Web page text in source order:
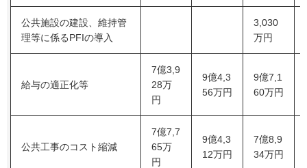
公共施設の建設、維持管
理等に係るPFIの導入
3,030
万円
給与の適正化等
7億3,9
28万
円
9億4,3
56万円
9億7,1
60万円
公共工事のコスト縮減
7億7,7
65万
円
9億4,3
12万円
7億8,9
34万円